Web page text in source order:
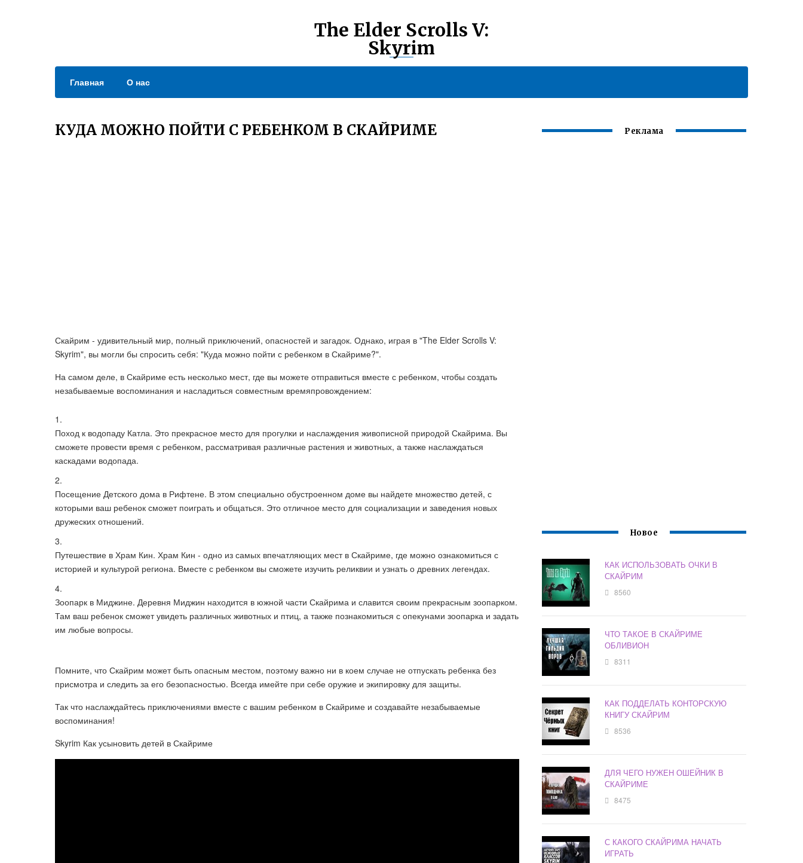
The Elder Scrolls V:
Skyrim
Главная О нас
КУДА МОЖНО ПОЙТИ С РЕБЕНКОМ В СКАЙРИМЕ
Скайрим - удивительный мир, полный приключений, опасностей и загадок. Однако, играя в "The Elder Scrolls V:
Skyrim", вы могли бы спросить себя: "Куда можно пойти с ребенком в Скайриме?".
На самом деле, в Скайриме есть несколько мест, где вы можете отправиться вместе с ребенком, чтобы создать
незабываемые воспоминания и насладиться совместным времяпровождением:
Поход к водопаду Катла. Это прекрасное место для прогулки и наслаждения живописной природой Скайрима. Вы
сможете провести время с ребенком, рассматривая различные растения и животных, а также наслаждаться
каскадами водопада.
Посещение Детского дома в Рифтене. В этом специально обустроенном доме вы найдете множество детей, с
которыми ваш ребенок сможет поиграть и общаться. Это отличное место для социализации и заведения новых
дружеских отношений.
Путешествие в Храм Кин. Храм Кин - одно из самых впечатляющих мест в Скайриме, где можно ознакомиться с
историей и культурой региона. Вместе с ребенком вы сможете изучить реликвии и узнать о древних легендах.
Зоопарк в Миджине. Деревня Миджин находится в южной части Скайрима и славится своим прекрасным зоопарком.
Там ваш ребенок сможет увидеть различных животных и птиц, а также познакомиться с опекунами зоопарка и задать
им любые вопросы.
Помните, что Скайрим может быть опасным местом, поэтому важно ни в коем случае не отпускать ребенка без
присмотра и следить за его безопасностью. Всегда имейте при себе оружие и экипировку для защиты.
Так что наслаждайтесь приключениями вместе с вашим ребенком в Скайриме и создавайте незабываемые
воспоминания!
Skyrim Как усыновить детей в Скайриме
Реклама
Новое
КАК ИСПОЛЬЗОВАТЬ ОЧКИ В
СКАЙРИМ
8560
ЧТО ТАКОЕ В СКАЙРИМЕ
ОБЛИВИОН
8311
КАК ПОДДЕЛАТЬ КОНТОРСКУЮ
КНИГУ СКАЙРИМ
8536
ДЛЯ ЧЕГО НУЖЕН ОШЕЙНИК В
СКАЙРИМЕ
8475
С КАКОГО СКАЙРИМА НАЧАТЬ
ИГРАТЬ